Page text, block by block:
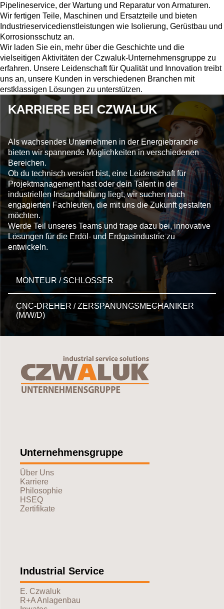
Pipelineservice, der Wartung und Reparatur von Armaturen.
Wir fertigen Teile, Maschinen und Ersatzteile und bieten
Industrieservicedienstleistungen wie Isolierung, Gerüstbau und
Korrosionsschutz an.
Wir laden Sie ein, mehr über die Geschichte und die
vielseitigen Aktivitäten der Czwaluk-Unternehmensgruppe zu
erfahren. Unsere Leidenschaft für Qualität und Innovation treibt
uns an, unsere Kunden in verschiedenen Branchen mit
erstklassigen Lösungen zu unterstützen.
KARRIERE BEI CZWALUK
Als wachsendes Unternehmen in der Energiebranche
bieten wir spannende Möglichkeiten in verschiedenen
Bereichen.
Ob du technisch versiert bist, eine Leidenschaft für
Projektmanagement hast oder dein Talent in der
industriellen Instandhaltung liegt, wir suchen nach
engagierten Fachleuten, die mit uns die Zukunft gestalten
möchten.
Werde Teil unseres Teams und trage dazu bei, innovative
Lösungen für die Erdöl- und Erdgasindustrie zu
entwickeln.
MONTEUR / SCHLOSSER
CNC-DREHER / ZERSPANUNGSMECHANIKER
(M/W/D)
Unternehmensgruppe
Über Uns
Karriere
Philosophie
HSEQ
Zertifikate
Industrial Service
E. Czwaluk
R+A Anlagenbau